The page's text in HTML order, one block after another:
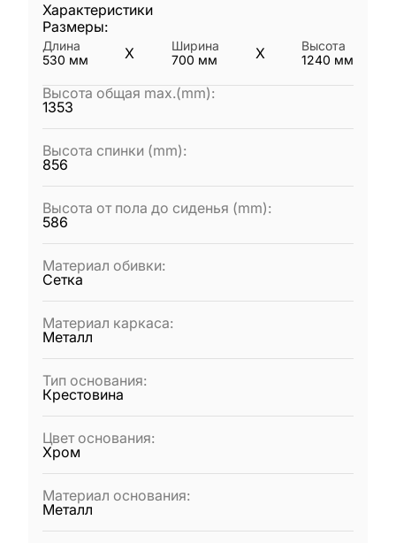
Характеристики
Размеры:
Длина
530 мм X
Ширина
700 мм X
Высота
1240 мм
Высота общая max.(mm):
1353
Высота спинки (mm):
856
Высота от пола до сиденья (mm):
586
Материал обивки:
Сетка
Материал каркаса:
Металл
Тип основания:
Крестовина
Цвет основания:
Хром
Материал основания:
Металл